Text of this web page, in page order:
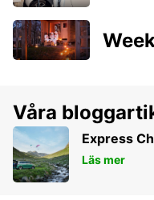
Våra
Express
Läs mer